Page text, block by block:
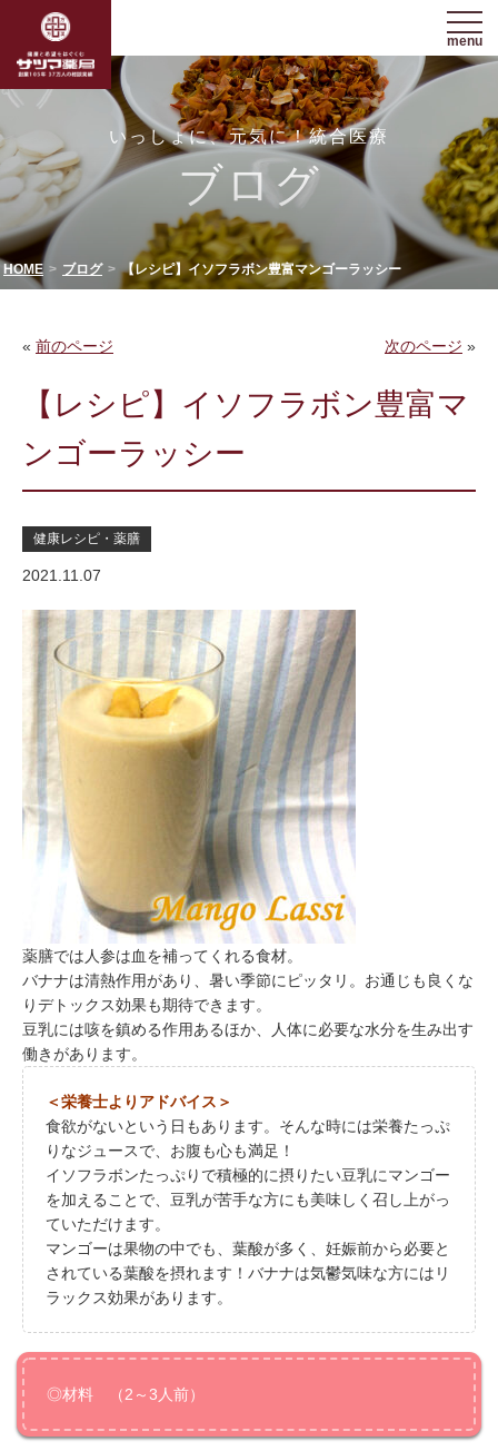
menu
いっしょに、元気に！統合医療
ブログ
HOME ブログ 【レシピ】イソフラボン豊富マンゴーラッシー
« 前のページ 次のページ »
【レシピ】イソフラボン豊富マ
ンゴーラッシー
健康レシピ・薬膳
2021.11.07
薬膳では人参は血を補ってくれる食材。
バナナは清熱作用があり、暑い季節にピッタリ。お通じも良くな
りデトックス効果も期待できます。
豆乳には咳を鎮める作用あるほか、人体に必要な水分を生み出す
働きがあります。
＜栄養士よりアドバイス＞
食欲がないという日もあります。そんな時には栄養たっぷ
りなジュースで、お腹も心も満足！
イソフラボンたっぷりで積極的に摂りたい豆乳にマンゴー
を加えることで、豆乳が苦手な方にも美味しく召し上がっ
ていただけます。
マンゴーは果物の中でも、葉酸が多く、妊娠前から必要と
されている葉酸を摂れます！バナナは気鬱気味な方にはリ
ラックス効果があります。
◎材料 （2～3人前）